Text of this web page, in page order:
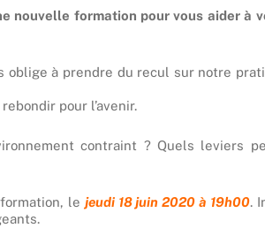
nouvelle formation pour vous aider à
oblige à prendre du recul sur notre
pour l’avenir.
contraint ? Quels leviers
le jeudi 18 juin 2020 à 19h00.